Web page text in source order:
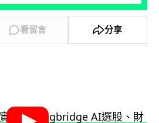
看留言 分享